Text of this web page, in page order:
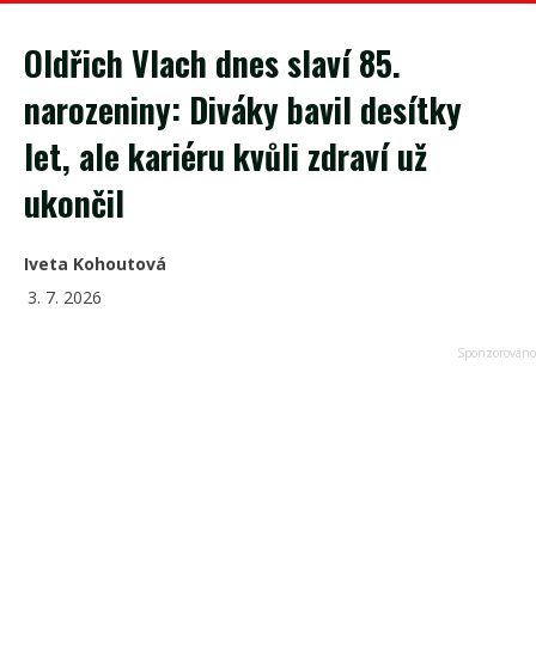
Oldřich Vlach dnes slaví 85.
narozeniny: Diváky bavil desítky
let, ale kariéru kvůli zdraví už
ukončil
Iveta Kohoutová
3. 7. 2026